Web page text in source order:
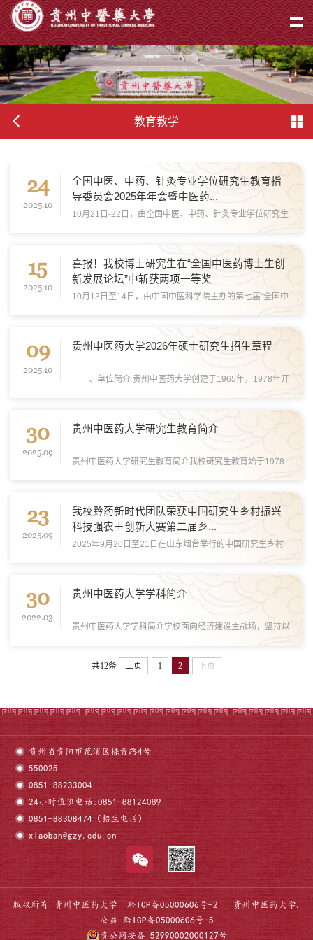
教育教学
24
2025.10
全国中医、中药、针灸专业学位研究生教育指
导委员会2025年年会暨中医药...
10月21日-22日，由全国中医、中药、针灸专业学位研究生
药、针灸专业学位研究生教育指导委员会2025年年会暨中
医药高层次专业人才培养研讨会在贵阳召开。 来...
15
2025.10
喜报！我校博士研究生在“全国中医药博士生创
新发展论坛”中斩获两项一等奖
10月13日至14日，由中国中医科学院主办的第七届“全国中
五届全国中医药优秀博士学位论文颁奖仪式。我校遴选报送
的两篇博士研究生论文从众多参赛者中脱颖而...
09
2025.10
贵州中医药大学2026年硕士研究生招生章程
一、单位简介 贵州中医药大学创建于1965年，1978年开
委员会批准的首批硕士学位授予单位。2016年成为国家中
医药管理局和贵州省人民政府共建高校，2017年获...
30
2025.09
贵州中医药大学研究生教育简介
贵州中医药大学研究生教育简介我校研究生教育始于1978
始正式招收第一批硕士研究生。1981年，获批为硕士学位
授予单位，是国务院批准的首批具有硕士学位授...
23
2025.09
我校黔药新时代团队荣获中国研究生乡村振兴
科技强农＋创新大赛第二届乡...
2025年9月20日至21日在山东烟台举行的中国研究生乡村
全国总决赛中，我校选送的黔药新时代团队凭借出色表现，
斩获全国一等奖。同时，中药民族药资源研究院周...
30
2022.03
贵州中医药大学学科简介
贵州中医药大学学科简介学校面向经济建设主战场，坚持以
水平不断提升。学校现有省部级以上重点学科32个，其中国
家重点（培育）学科1个、国家中医药管理局重...
共12条 上页 1 2 下页
贵州省贵阳市花溪区栋青路4号
550025
0851-88233004
24小时值班电话:0851-88124089
0851-88308474（招生电话）
xiaoban@gzy.edu.cn
版权所有 贵州中医药大学 黔ICP备05000606号-2 贵州中医药大学.
公益 黔ICP备05000606号-5
贵公网安备 52990002000127号